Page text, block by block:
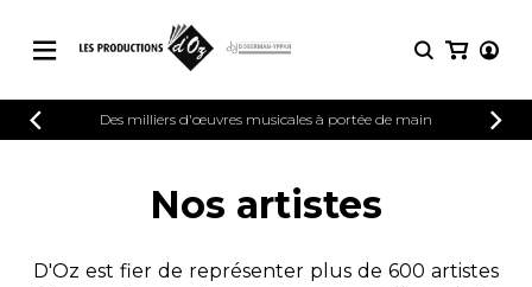
CATALOGUE
riche en œuvres originales et en
arrangements de qualité.
CONNEXION
INSCRIPTION
Des milliers d'œuvres musicales à portée de main
riche en œuvres originales et en
2 guitares
Nos artistes
D'Oz est fier de représenter plus de 600 artistes